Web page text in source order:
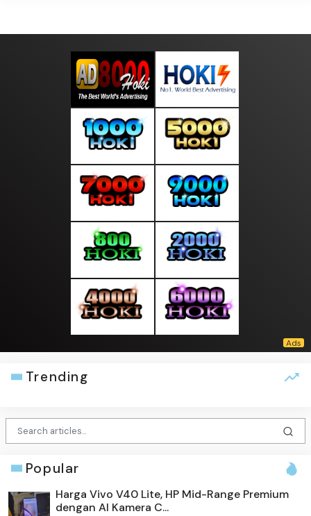
Trending
Popular
Harga Vivo V40 Lite, HP Mid-Range Premium
dengan AI Kamera C...